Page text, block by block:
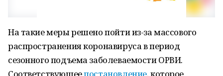
На такие меры решено пойти из-за массового
распространения коронавируса в период
сезонного подъема заболеваемости ОРВИ.